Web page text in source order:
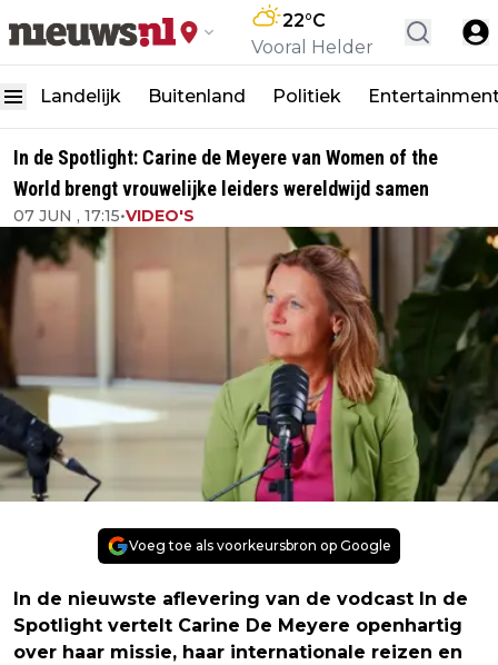
22°C
Vooral Helder
Landelijk Buitenland Politiek
In de Spotlight: Carine de Meyere van Women of the
World brengt vrouwelijke leiders wereldwijd samen
07 JUN , 17:15•VIDEO'S
Voeg toe als voorkeursbron op Google
n de nieuwste aflevering van de vodcast In de
Spotlight vertelt Carine De Meyere openhartig
over haar missie, haar internationale reizen en